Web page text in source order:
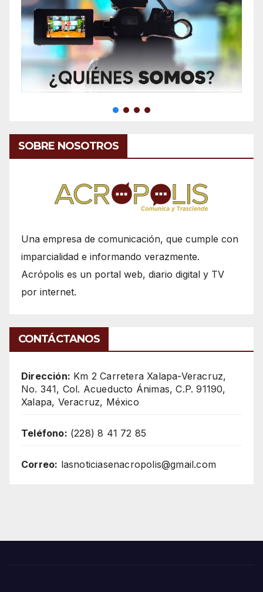
SOBRE NOSOTROS
Una empresa de comunicación, que cumple con
imparcialidad e informando verazmente.
Acrópolis es un portal web, diario digital y TV
por internet.
CONTÁCTANOS
Dirección: Km 2 Carretera Xalapa-Veracruz,
No. 341, Col. Acueducto Ánimas, C.P. 91190,
Xalapa, Veracruz, México
Teléfono: (228) 8 41 72 85
Correo: lasnoticiasenacropolis@gmail.com